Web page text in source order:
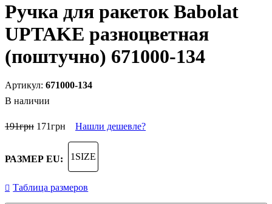
Ручка для ракеток Babolat
UPTAKE разноцветная
(поштучно) 671000-134
671000-134
В наличии
191грн 171грн Нашли дешевле?
РАЗМЕР EU: 1SIZE
Таблица размеров